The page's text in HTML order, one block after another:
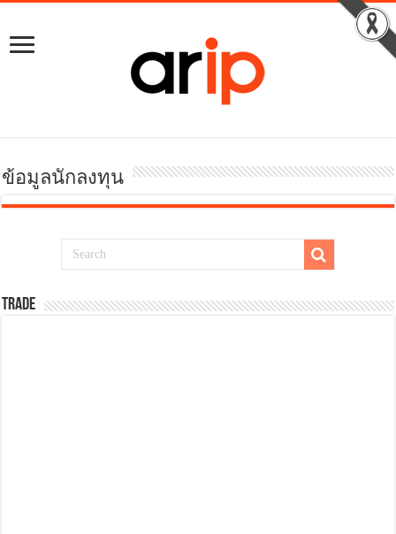
ข้อมูลนักลงทุน
TRADE